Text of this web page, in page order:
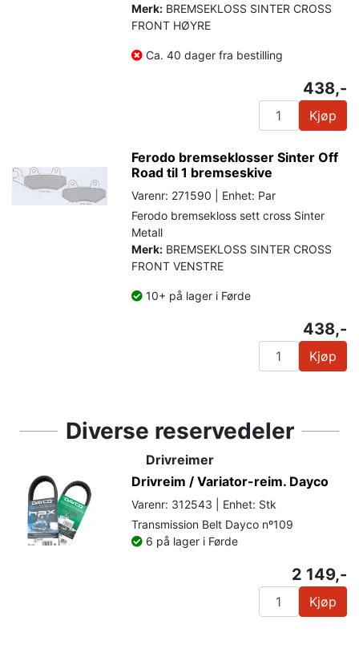
Merk: BREMSEKLOSS SINTER CROSS
FRONT HØYRE
Ca. 40 dager fra bestilling
438,-
Kjøp
Ferodo bremseklosser Sinter Off
Road til 1 bremseskive
Varenr: 271590 | Enhet: Par
Ferodo bremsekloss sett cross Sinter
Metall
Merk: BREMSEKLOSS SINTER CROSS
FRONT VENSTRE
10+ på lager i Førde
438,-
Kjøp
Diverse reservedeler
Drivreimer
Drivreim / Variator-reim. Dayco
Varenr: 312543 | Enhet: Stk
Transmission Belt Dayco nº109
6 på lager i Førde
2 149,-
Kjøp